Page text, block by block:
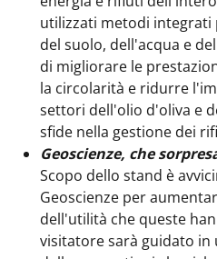
utilizzati metodi integrati
del suolo, dell'acqua e
di migliorare le
la circolarità e ridurre
settori dell'olio d'oliva e
sfide nella gestione dei
Geoscienze, che
Scopo dello stand è
Geoscienze per
dell'utilità che queste
visitatore sarà guidato in